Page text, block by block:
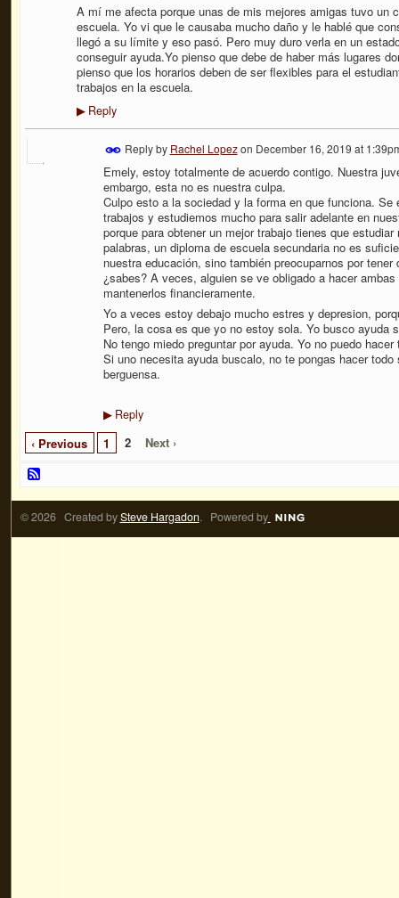
A mí me afecta porque unas de mis mejores amigas tuvo un
escuela. Yo vi que le causaba mucho daño y le hablé que
llegó a su límite y eso pasó. Pero muy duro verla en un
conseguir ayuda.Yo pienso que debe de haber más lugares
pienso que los horarios deben de ser flexibles para el
trabajos en la escuela.
▶Reply
Reply by Rachel Lopezon December 16, 2019 at
Emely, estoy totalmente de acuerdo contigo. Nuestra
embargo, esta no es nuestra culpa.
Culpo esto a la sociedad y la forma en que funciona.
trabajos y estudiemos mucho para salir adelante en
porque para obtener un mejor trabajo tienes que
palabras, un diploma de escuela secundaria no es
nuestra educación, sino también preocuparnos por
¿sabes? A veces, alguien se ve obligado a hacer
mantenerlos financieramente.
Yo a veces estoy debajo mucho estres y depresion,
Pero, la cosa es que yo no estoy sola. Yo busco ayuda
No tengo miedo preguntar por ayuda. Yo no puedo
Si uno necesita ayuda buscalo, no te pongas hacer
berguensa.
▶Reply
‹ Previous 1 2 Next ›
© 2026 Created bySteve Hargadon. Powered by